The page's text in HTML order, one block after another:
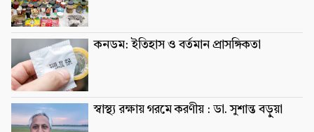
কনডম: ইতিহাস ও বর্তমান প্রাসঙ্গিকতা
স্বাস্থ্য রক্ষায় গরমে করণীয় : ডা. সুশান্ত বড়ুুয়া